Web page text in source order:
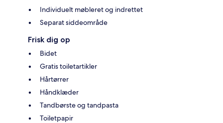
Individuelt møbleret og indrettet
Separat siddeområde
Frisk dig op
Bidet
Gratis toiletartikler
Hårtørrer
Håndklæder
Tandbørste og tandpasta
Toiletpapir